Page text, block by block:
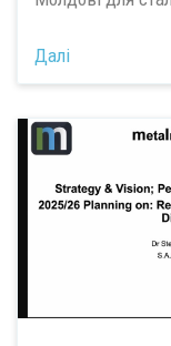
Далі